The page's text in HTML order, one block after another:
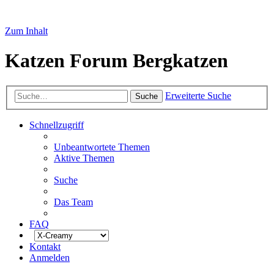
Zum Inhalt
Katzen Forum Bergkatzen
Suche Erweiterte Suche
Schnellzugriff
Unbeantwortete Themen
Aktive Themen
Suche
Das Team
FAQ
Kontakt
Anmelden